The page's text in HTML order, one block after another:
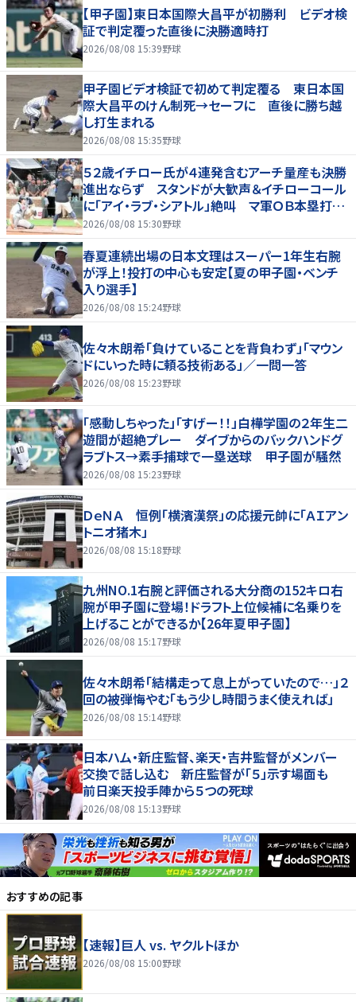
【甲子園】東日本国際大昌平が初勝利 ビデオ検
証で判定覆った直後に決勝適時打
2026/08/08 15:39野球
甲子園ビデオ検証で初めて判定覆る 東日本国
際大昌平のけん制死→セーフに 直後に勝ち越
し打生まれる
2026/08/08 15:35野球
５２歳イチロー氏が４連発含むアーチ量産も決勝
進出ならず スタンドが大歓声＆イチローコール
に「アイ・ラブ・シアトル」絶叫 マ軍ＯＢ本塁打競
争に登場
2026/08/08 15:30野球
春夏連続出場の日本文理はスーパー1年生右腕
が浮上！投打の中心も安定【夏の甲子園・ベンチ
入り選手】
2026/08/08 15:24野球
佐々木朗希「負けていることを背負わず」「マウン
ドにいった時に頼る技術ある」／一問一答
2026/08/08 15:23野球
「感動しちゃった」「すげー！！」白樺学園の２年生二
遊間が超絶プレー ダイブからのバックハンドグ
ラブトス→素手捕球で一塁送球 甲子園が騒然
2026/08/08 15:23野球
ＤｅＮＡ 恒例「横濱漢祭」の応援元帥に「ＡＩアン
トニオ猪木」
2026/08/08 15:18野球
九州NO.1右腕と評価される大分商の152キロ右
腕が甲子園に登場！ドラフト上位候補に名乗りを
上げることができるか【26年夏甲子園】
2026/08/08 15:17野球
佐々木朗希「結構走って息上がっていたので…」２
回の被弾悔やむ「もう少し時間うまく使えれば」
2026/08/08 15:14野球
日本ハム・新庄監督、楽天・吉井監督がメンバー
交換で話し込む 新庄監督が「５」示す場面も
前日楽天投手陣から５つの死球
2026/08/08 15:13野球
おすすめの記事
【速報】巨人 vs. ヤクルトほか
2026/08/08 15:00野球